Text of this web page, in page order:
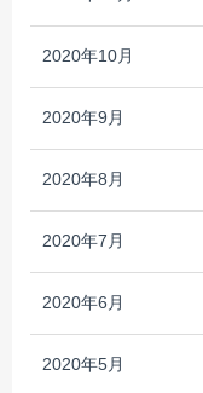
2020年10月
2020年9月
2020年8月
2020年7月
2020年6月
2020年5月